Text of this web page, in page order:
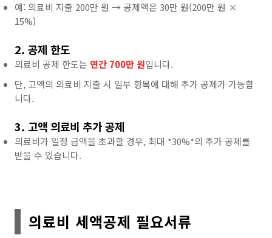
예: 의료비 지출 200만 원 → 공제액은 30만 원(200만 원 ×
15%)
2. 공제 한도
의료비 공제 한도는 연간 700만 원입니다.
단, 고액의 의료비 지출 시 일부 항목에 대해 추가 공제가 가능합
니다.
3. 고액 의료비 추가 공제
의료비가 일정 금액을 초과할 경우, 최대 *30%*의 추가 공제를
받을 수 있습니다.
의료비 세액공제 필요서류